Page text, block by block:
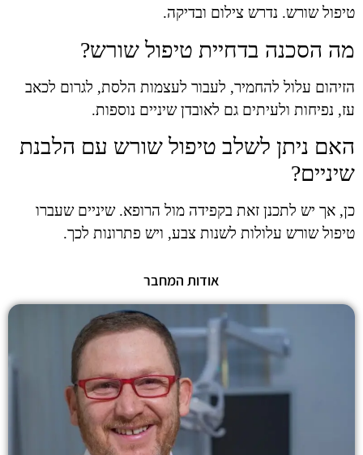
טיפול שורש. נדרש צילום ובדיקה.
מה הסכנה בדחיית טיפול שורש?
הזיהום עלול להחמיר, לעבור לעצמות הלסת, לגרום לכאב
עז, נפיחות ולעיתים גם לאובדן שיניים נוספות.
האם ניתן לשלב טיפול שורש עם הלבנת
שיניים?
כן, אך יש לתכנן זאת בקפידה מול הרופא. שיניים שעברו
טיפול שורש עלולות לשנות צבע, ויש פתרונות לכך.
אודות המחבר